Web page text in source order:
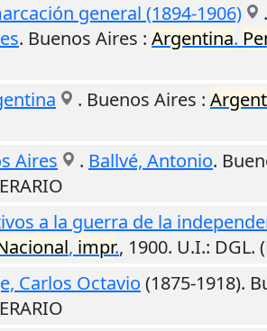
general (1894-1906)
.
. Buenos Aires : Argentina.
. Buenos Aires :
Aires
. Ballvé, Antonio.
a la guerra de la
, impr., 1900. U.I.: DGL.
Carlos Octavio (1875-1918).